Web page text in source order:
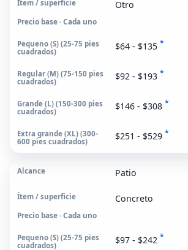
Otro
Precio base · Cada uno
$64 - $135 *
$92 - $193 *
$146 - $308 *
$251 - $529 *
Patio
Concreto
Precio base · Cada uno
$97 - $242 *